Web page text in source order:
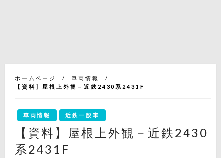
ホームページ
車両情報
【資料】屋根上外観－近鉄2430系2431F
車両情報 近鉄一般車
【資料】屋根上外観－近鉄2430
系2431F